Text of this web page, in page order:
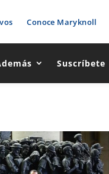
Conoce Maryknoll
Suscríbete